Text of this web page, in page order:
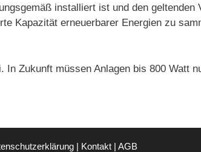
installiert ist und den geltenden
Kapazität erneuerbarer Energien zu
Zukunft müssen Anlagen bis 800 Watt
| Kontakt | AGB